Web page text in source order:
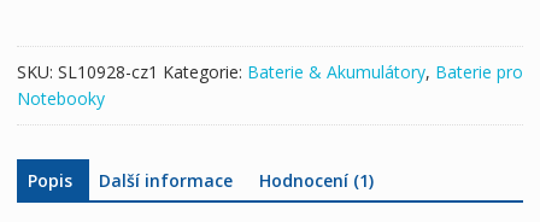
SKU: SL10928-cz1 Kategorie: Baterie & Akumulátory, Baterie pro
Notebooky
Popis Další informace Hodnocení (1)